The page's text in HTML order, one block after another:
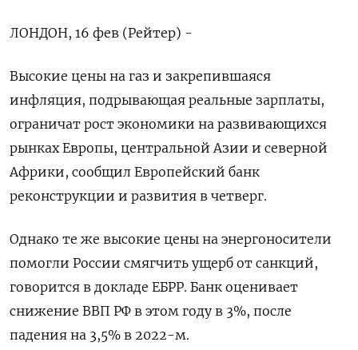
ЛОНДОН, 16 фев (Рейтер) -
Высокие цены на газ и закрепившаяся
инфляция, подрывающая реальные зарплаты,
ограничат рост экономики на развивающихся
рынках Европы, центральной Азии и северной
Африки, сообщил Европейский банк
реконструкции и развития в четверг.
Однако те же высокие цены на энергоносители
помогли России смягчить ущерб от санкций,
говорится в докладе ЕБРР. Банк оценивает
снижение ВВП РФ в этом году в 3%, после
падения на 3,5% в 2022-м.